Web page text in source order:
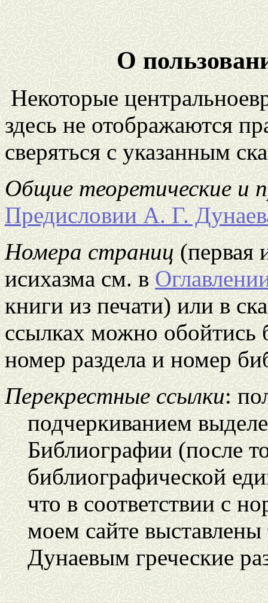
О
Некоторые
здесь не отображаются
сверяться с указанным
Общие теоретические и
Предисловии А. Г.
Номера страниц(первая
исихазма см. в
книги из печати) или в
ссылках можно обойтись
номер раздела и номер
Перекрестные ссылки:
подчеркиванием
Библиографии (после
библиографической
что в соответствии с
моем сайте
Дунаевым греческие